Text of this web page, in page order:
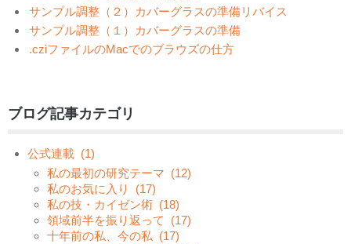
サンプル調整（２）カバーグラスの準備リバイス
サンプル調整（１）カバーグラスの準備
.cziファイルのMacでのブラウズの仕方
ブログ記事カテゴリ
公式連載 (1)
私の最初の研究テーマ (12)
私のお気に入り
(17)
私の技・カイゼン術 (18)
領域前半を振り返って
(17)
十年前の私、今の私 (17)